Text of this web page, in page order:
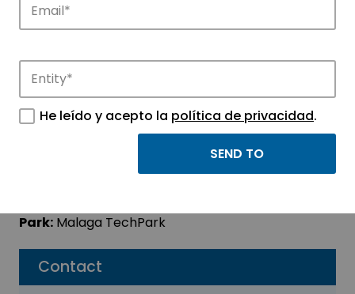
Discover the companies that drive
Contact
Glencore
Park: Malaga TechPark
He leído y acepto la política de privacidad.